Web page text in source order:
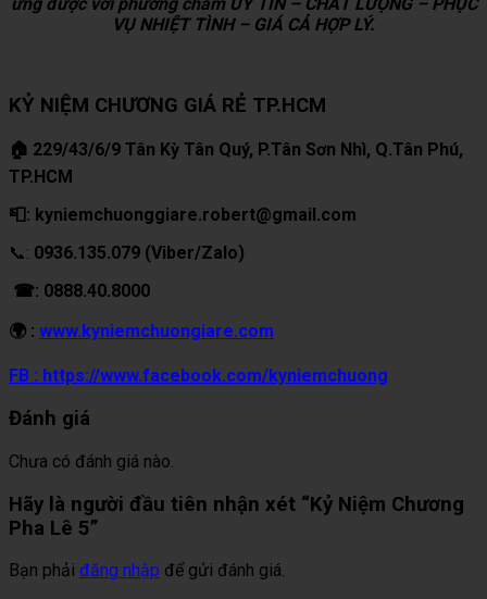
VỤ NHIỆT TÌNH – GIÁ CẢ HỢP LÝ.
KỶ NIỆM CHƯƠNG GIÁ RẺ TP.HCM
🏠 229/43/6/9 Tân Kỳ Tân Quý, P.Tân Sơn Nhì, Q.Tân Phú,
TP.HCM
📮: kyniemchuonggiare.robert@gmail.com
📞: 0936.135.079 (Viber/Zalo)
☎: 0888.40.8000
🌍 : www.kyniemchuongiare.com
FB : https://www.facebook.com/kyniemchuong
Đánh giá
Chưa có đánh giá nào.
Hãy là người đầu tiên nhận xét “Kỷ Niệm Chương
Pha Lê 5”
Bạn phải đăng nhập để gửi đánh giá.